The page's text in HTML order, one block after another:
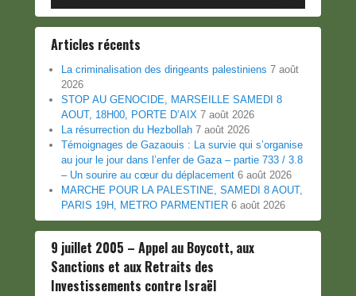
Articles récents
La criminalisation des dirigeants palestiniens 7 août
2026
STOP AU GENOCIDE, MARSEILLE SAMEDI 8
AOUT, 18H00, PORTE D’AIX 7 août 2026
La résurrection du Hezbollah 7 août 2026
Témoignages de Gazaouis : La survie qui s’organise
au jour le jour dans l’enfer de Gaza – partie 733 / 3.8
– Un sourire au cœur du déplacement 6 août 2026
MARCHE POUR LA PALESTINE, SAMEDI 8 AOUT,
PARIS 19H, METRO PARMENTIER 6 août 2026
9 juillet 2005 – Appel au Boycott, aux
Sanctions et aux Retraits des
Investissements contre Israël